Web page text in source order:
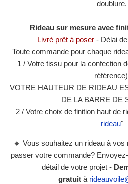
doublure.
Rideau sur mesure avec
Livré prêt à poser - Délai
Toute commande pour chaque
1 / Votre tissu pour la confection
VOTRE HAUTEUR DE RIDEAU
DE LA BARRE DE
2 / Votre choix de finition haut de
rideau"
🔸 Vous souhaitez un rideau à
passer votre commande?
détail de votre projet -
gratuit à